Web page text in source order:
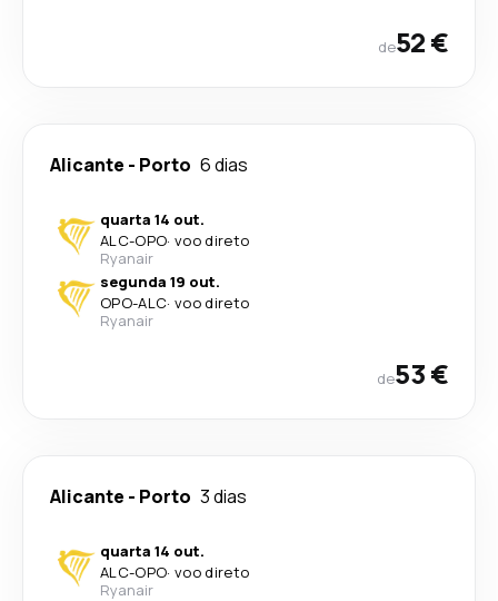
de52 €
Alicante - Porto 6 dias
quarta 14 out.
ALC-OPO· voo direto
Ryanair
segunda 19 out.
OPO-ALC· voo direto
Ryanair
de53 €
Alicante - Porto 3 dias
quarta 14 out.
ALC-OPO· voo direto
Ryanair